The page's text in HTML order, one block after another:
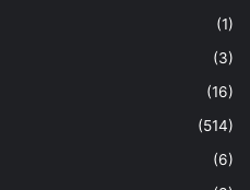
(1)
(3)
(16)
(514)
(6)